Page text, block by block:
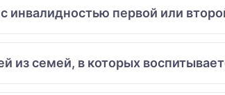
инвалидностью первой или
из семей, в которых